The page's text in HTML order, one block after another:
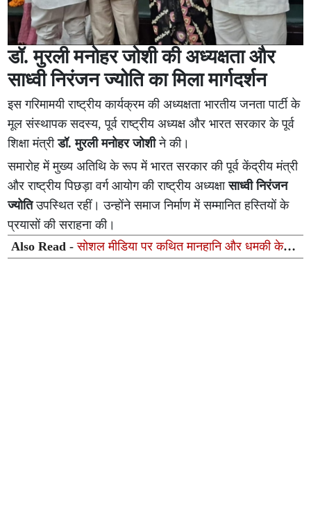
डॉ. मुरली मनोहर जोशी की अध्यक्षता और
साध्वी निरंजन ज्योति का मिला मार्गदर्शन
इस गरिमामयी राष्ट्रीय कार्यक्रम की अध्यक्षता भारतीय जनता पार्टी के
मूल संस्थापक सदस्य, पूर्व राष्ट्रीय अध्यक्ष और भारत सरकार के पूर्व
शिक्षा मंत्रीडॉ. मुरली मनोहर जोशीने की।
समारोह में मुख्य अतिथि के रूप में भारत सरकार की पूर्व केंद्रीय मंत्री
और राष्ट्रीय पिछड़ा वर्ग आयोग की राष्ट्रीय अध्यक्षासाध्वी निरंजन
ज्योतिउपस्थित रहीं। उन्होंने समाज निर्माण में सम्मानित हस्तियों के
प्रयासों की सराहना की।
Also Read -सोशल मीडिया पर कथित मानहानि और धमकी के
आरोपों को लेकर संयुक्त उद्योग व्यापार मंडल ने पुलिस आयुक्त को